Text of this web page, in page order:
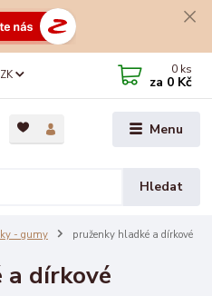
Menu
Hledat
0 ks
za 0 Kč
- gumy pruženky hladké a dírkové
a dírkové